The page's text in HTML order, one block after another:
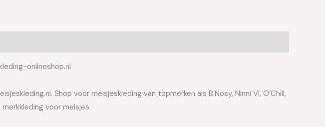
onlineshop.nl
Shop voor meisjeskleding van topmerken als B.Nosy, Ninni Vi, O’Chill,
voor meisjes.